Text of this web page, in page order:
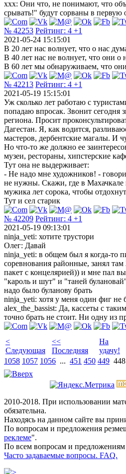
xxx: Они что, не понимают, что
срывать!" будут сорваны в первую
№ 42253 Рейтинг: 4 +1
2021-05-24 15:15:01
В 20 лет нас волнует, что о нас
В 40 лет нас не волнует, что они о
В 60 лет мы обнаруживаем, что
№ 42213 Рейтинг: 4 +1
2021-05-19 15:15:01
Уж сколько лет работаю с
попадаю впросак. Звонит сегодня
региона. Просит
Дагестан. Я, как водится,
мастеров, дербентские магалы. И
Но что-то же должно ее
музеи, рестораны, хипстерские
Тут она не выдерживает:
- Не надо мне художников! -
не нужны. Скажи, где в Махачкале
мужика лет сорока, чтобы
Тут и сел старик
№ 42209 Рейтинг: 4 +1
2021-05-19 09:13:01
ninja_yeti: хотите трустори
Олег: Давай
ninja_yeti: в общем был я когда-то
соревнования районные, занял
пакет с концелярией)) и мне пал
"кароль и шут" и "таней
надо было буланову брать
ninja_yeti: хотя у меня один фиг не
alex_the_bassist: Да, кассеты с
точно брать не стоит. Ни одну из
<
Следующая
<<
Последняя
На
удачу!
1058 1057 1056 ... 451 450 449 448
2010-2018. При использовании
обязательна.
Находясь на данном сайте вы
По вопросам и предложения
реклеме".
По всем вопросам и
Часто задаваемые вопросы. FAQ.